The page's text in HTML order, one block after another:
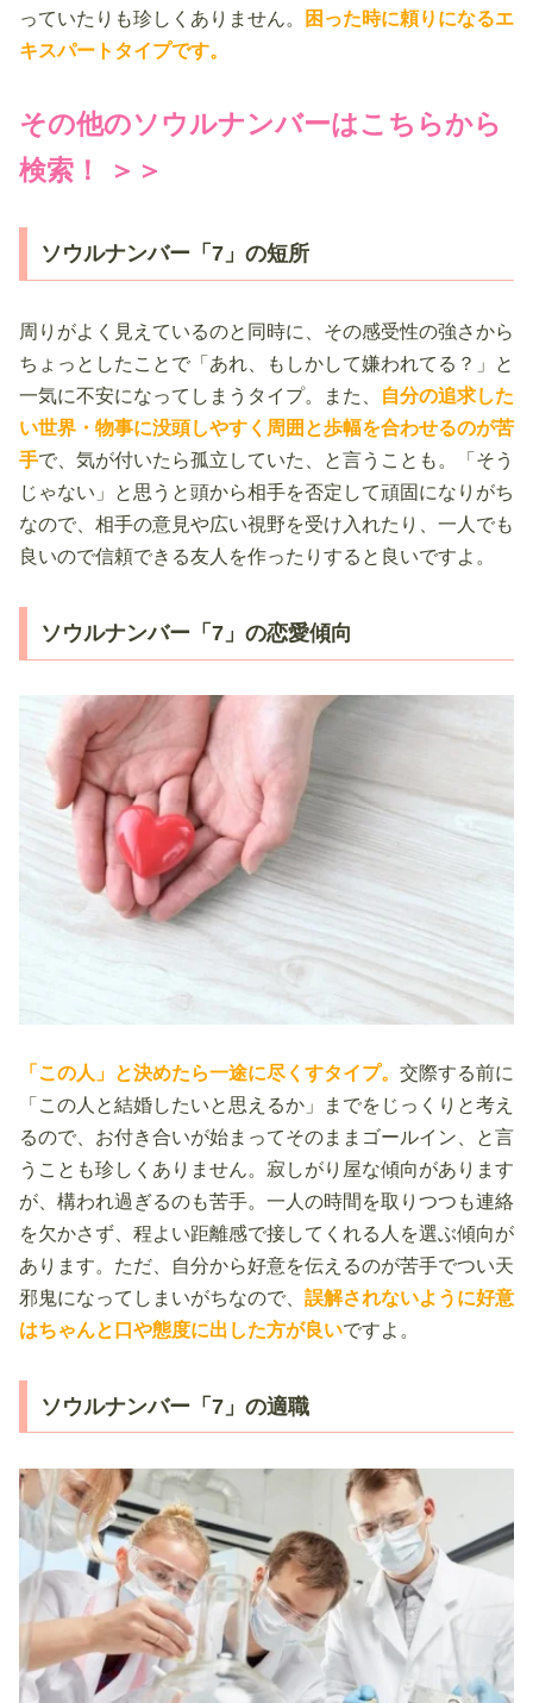
っていたりも珍しくありません。
困った時に頼りになるエ
キスパートタイプです。
その他のソウルナンバーはこちらから
検索！ ＞＞
ソウルナンバー「7」の短所
周りがよく見えているのと同時に、その感受性の強さから
ちょっとしたことで「あれ、もしかして嫌われてる？」と
一気に不安になってしまうタイプ。また、
自分の追求した
い世界・物事に没頭しやすく周囲と歩幅を合わせるのが苦
手で、気が付いたら孤立していた、と言うことも。「そう
じゃない」と思うと頭から相手を否定して頑固になりがち
なので、相手の意見や広い視野を受け入れたり、一人でも
良いので信頼できる友人を作ったりすると良いですよ。
ソウルナンバー「7」の恋愛傾向
「この人」と決めたら一途に尽くすタイプ。 交際する前に
「この人と結婚したいと思えるか」までをじっくりと考え
るので、お付き合いが始まってそのままゴールイン、と言
うことも珍しくありません。寂しがり屋な傾向があります
が、構われ過ぎるのも苦手。一人の時間を取りつつも連絡
を欠かさず、程よい距離感で接してくれる人を選ぶ傾向が
あります。ただ、自分から好意を伝えるのが苦手でつい天
邪鬼になってしまいがちなので、 誤解されないように好意
はちゃんと口や態度に出した方が良いですよ。
ソウルナンバー「7」の適職